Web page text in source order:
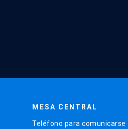
MESA CENTRAL
Teléfono para comunicarse